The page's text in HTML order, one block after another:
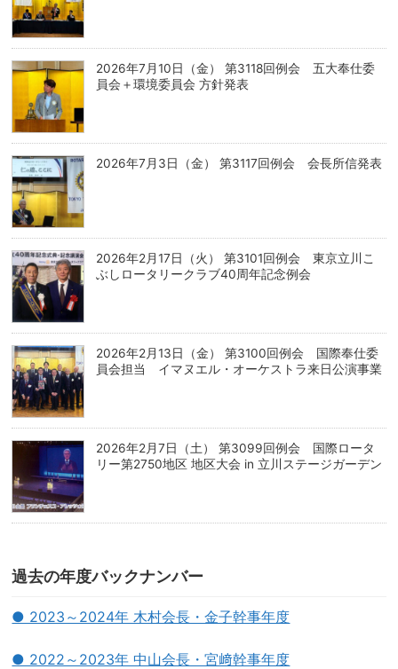
2026年7月10日（金） 第3118回例会 五大奉仕委
員会＋環境委員会 方針発表
2026年7月3日（金） 第3117回例会 会長所信発表
2026年2月17日（火） 第3101回例会 東京立川こ
ぶしロータリークラブ40周年記念例会
2026年2月13日（金） 第3100回例会 国際奉仕委
員会担当 イマヌエル・オーケストラ来日公演事業
2026年2月7日（土） 第3099回例会 国際ロータ
リー第2750地区 地区大会 in 立川ステージガーデン
過去の年度バックナンバー
● 2023～2024年 木村会長・金子幹事年度
● 2022～2023年 中山会長・宮﨑幹事年度